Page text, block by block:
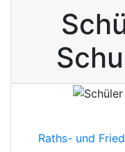
Raths- und